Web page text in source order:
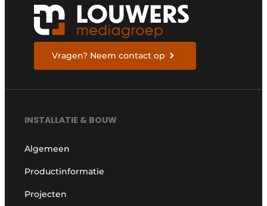
Vragen? Neem contact op
INSTALLATIE & BOUW
Algemeen
Productinformatie
Projecten